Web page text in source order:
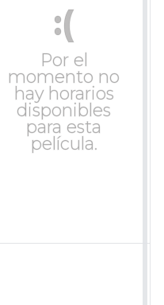
:(
Por el
momento no
hay horarios
disponibles
para esta
película.